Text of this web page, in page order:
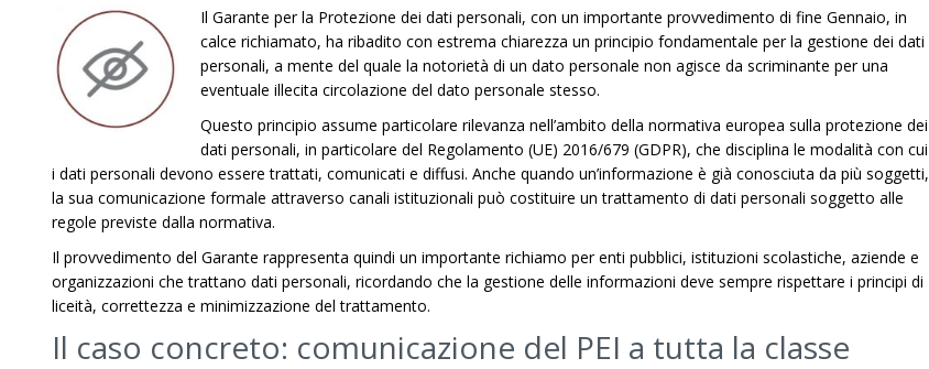
Il Garante per la Protezione dei dati personali, con un importante provvedimento di fine Gennaio, in
calce richiamato, ha ribadito con estrema chiarezza un principio fondamentale per la gestione dei dati
personali, a mente del quale la notorietà di un dato personale non agisce da scriminante per una
eventuale illecita circolazione del dato personale stesso.
Questo principio assume particolare rilevanza nell’ambito della normativa europea sulla protezione dei
dati personali, in particolare del Regolamento (UE) 2016/679 (GDPR), che disciplina le modalità con cui
i dati personali devono essere trattati, comunicati e diffusi. Anche quando un’informazione è già conosciuta da più soggetti,
la sua comunicazione formale attraverso canali istituzionali può costituire un trattamento di dati personali soggetto alle
regole previste dalla normativa.
Il provvedimento del Garante rappresenta quindi un importante richiamo per enti pubblici, istituzioni scolastiche, aziende e
organizzazioni che trattano dati personali, ricordando che la gestione delle informazioni deve sempre rispettare i principi di
liceità, correttezza e minimizzazione del trattamento.
Il caso concreto: comunicazione del PEI a tutta la classe